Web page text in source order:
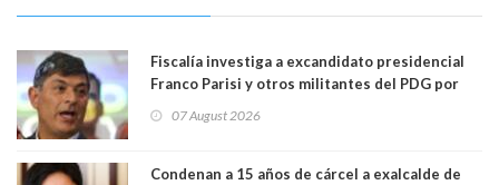
Fiscalía investiga a excandidato presidencial
Franco Parisi y otros militantes del PDG por
07 August 2026
Condenan a 15 años de cárcel a exalcalde de